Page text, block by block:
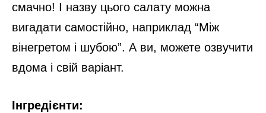
смачно! І назву цього салату можна
вигадати самостійно, наприклад “Між
вінегретом і шубою”. А ви, можете озвучити
вдома і свій варіант.
Інгредієнти: